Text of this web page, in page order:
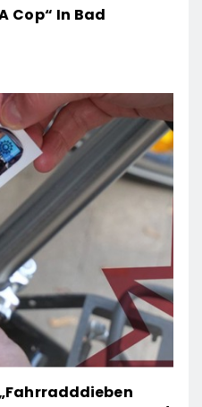
Cop“ In Bad